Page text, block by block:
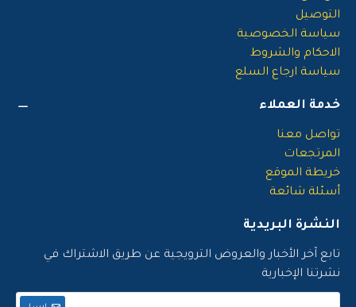
التوصيل
سياسة الخصوصية
الاحكام والشروط
سياسة ارجاع السلع
خدمة العملاء
تواصل معنا
المرتجعات
خريطة الموقع
أسئلة شائعة
النشرة البريدية
تابع آخر الأخبار والعروض الترويجية عن طريق الاشتراك في
نشرتنا الإخبارية